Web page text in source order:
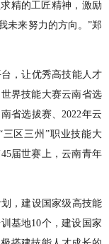
精的工匠精神，激励
未来努力的方向。”郑
，让优秀高技能人才
界技能大赛云南省选
省选拔赛、2022年云
区三州”职业技能大
届世赛上，云南青年
，建设国家级高技能
基地10个，建设国家